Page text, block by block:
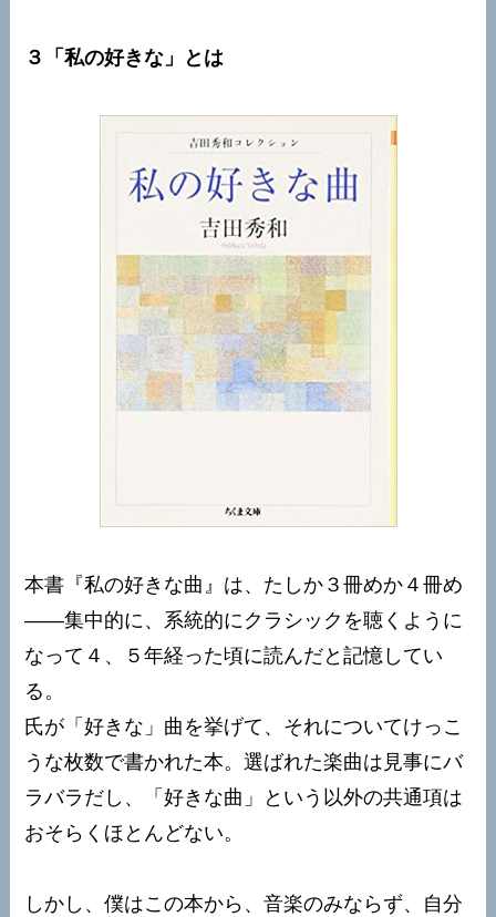
３「私の好きな」とは
本書『私の好きな曲』は、たしか３冊めか４冊め
——集中的に、系統的にクラシックを聴くように
なって４、５年経った頃に読んだと記憶してい
る。
氏が「好きな」曲を挙げて、それについてけっこ
うな枚数で書かれた本。選ばれた楽曲は見事にバ
ラバラだし、「好きな曲」という以外の共通項は
おそらくほとんどない。
しかし、僕はこの本から、音楽のみならず、自分